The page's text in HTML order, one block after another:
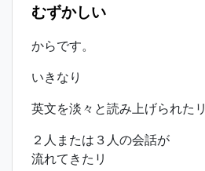
むずかしい
からです。
いきなり
英文を淡々と読み上げられたリ
２人または３人の会話が
流れてきたリ